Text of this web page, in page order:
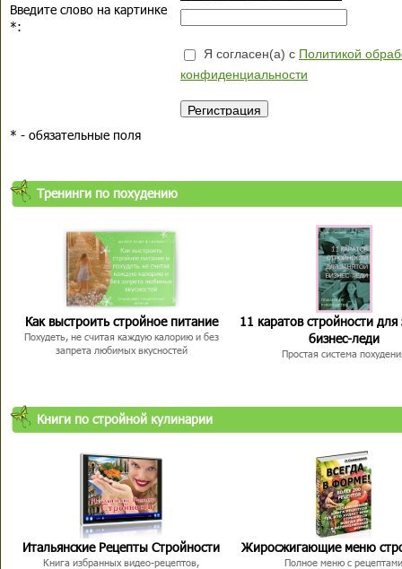
Введите слово на картинке
*:
Я согласен(а) с Политикой
конфиденциальности
* - обязательные поля
Тренинги по похудению
Как выстроить стройное питание
Похудеть, не считая каждую калорию и без
запрета любимых вкусностей
11 каратов стройности для
бизнес-леди
Простая система
Книги по стройной кулинарии
Итальянские Рецепты Стройности
Книга избранных видео-рецептов,
Жиросжигающие меню
Полное меню с рецептами